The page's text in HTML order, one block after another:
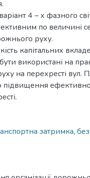
4 – х фазного
по величині
руху.
капітальних
використані на
на перехресті вул.
затримка,